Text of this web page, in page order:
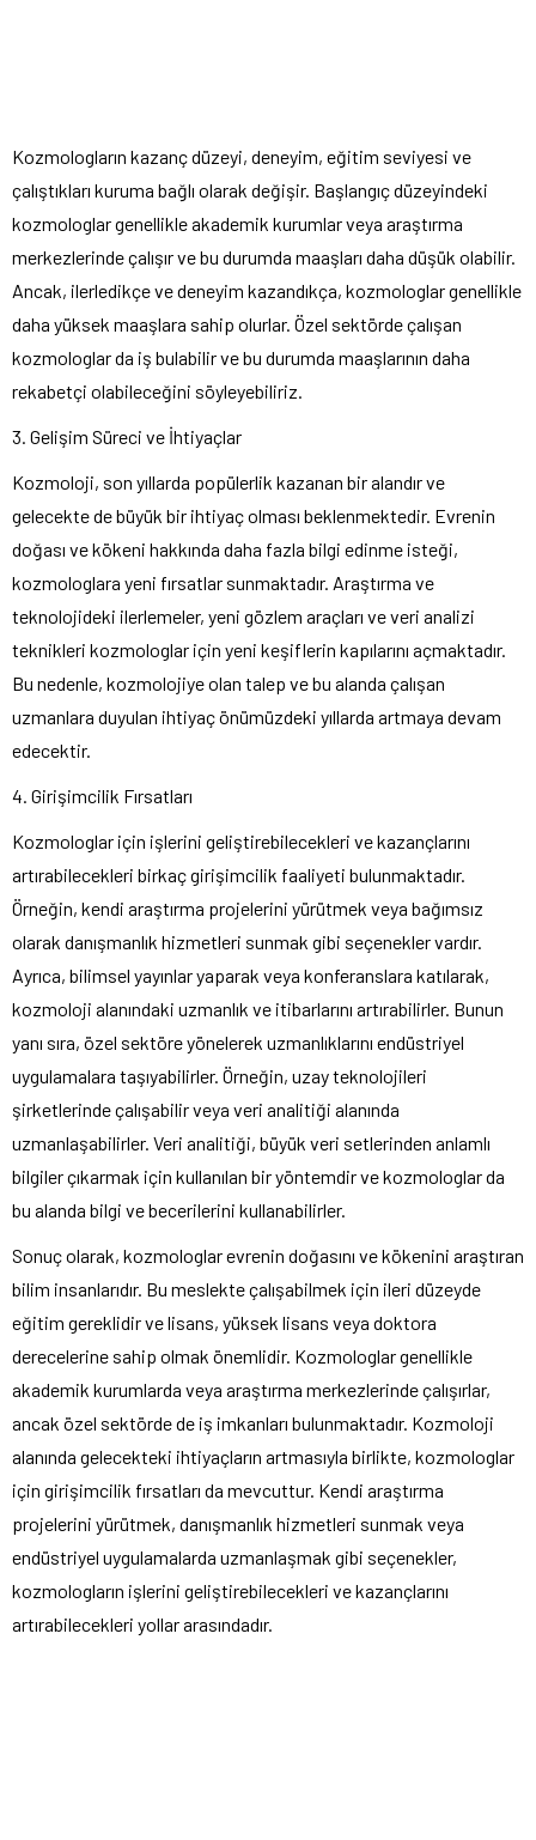
Kozmologların kazanç düzeyi, deneyim, eğitim seviyesi ve
çalıştıkları kuruma bağlı olarak değişir. Başlangıç ​​düzeyindeki
kozmologlar genellikle akademik kurumlar veya araştırma
merkezlerinde çalışır ve bu durumda maaşları daha düşük olabilir.
Ancak, ilerledikçe ve deneyim kazandıkça, kozmologlar genellikle
daha yüksek maaşlara sahip olurlar. Özel sektörde çalışan
kozmologlar da iş bulabilir ve bu durumda maaşlarının daha
rekabetçi olabileceğini söyleyebiliriz.
3. Gelişim Süreci ve İhtiyaçlar
Kozmoloji, son yıllarda popülerlik kazanan bir alandır ve
gelecekte de büyük bir ihtiyaç olması beklenmektedir. Evrenin
doğası ve kökeni hakkında daha fazla bilgi edinme isteği,
kozmologlara yeni fırsatlar sunmaktadır. Araştırma ve
teknolojideki ilerlemeler, yeni gözlem araçları ve veri analizi
teknikleri kozmologlar için yeni keşiflerin kapılarını açmaktadır.
Bu nedenle, kozmolojiye olan talep ve bu alanda çalışan
uzmanlara duyulan ihtiyaç önümüzdeki yıllarda artmaya devam
edecektir.
4. Girişimcilik Fırsatları
Kozmologlar için işlerini geliştirebilecekleri ve kazançlarını
artırabilecekleri birkaç girişimcilik faaliyeti bulunmaktadır.
Örneğin, kendi araştırma projelerini yürütmek veya bağımsız
olarak danışmanlık hizmetleri sunmak gibi seçenekler vardır.
Ayrıca, bilimsel yayınlar yaparak veya konferanslara katılarak,
kozmoloji alanındaki uzmanlık ve itibarlarını artırabilirler. Bunun
yanı sıra, özel sektöre yönelerek uzmanlıklarını endüstriyel
uygulamalara taşıyabilirler. Örneğin, uzay teknolojileri
şirketlerinde çalışabilir veya veri analitiği alanında
uzmanlaşabilirler. Veri analitiği, büyük veri setlerinden anlamlı
bilgiler çıkarmak için kullanılan bir yöntemdir ve kozmologlar da
bu alanda bilgi ve becerilerini kullanabilirler.
Sonuç olarak, kozmologlar evrenin doğasını ve kökenini araştıran
bilim insanlarıdır. Bu meslekte çalışabilmek için ileri düzeyde
eğitim gereklidir ve lisans, yüksek lisans veya doktora
derecelerine sahip olmak önemlidir. Kozmologlar genellikle
akademik kurumlarda veya araştırma merkezlerinde çalışırlar,
ancak özel sektörde de iş imkanları bulunmaktadır. Kozmoloji
alanında gelecekteki ihtiyaçların artmasıyla birlikte, kozmologlar
için girişimcilik fırsatları da mevcuttur. Kendi araştırma
projelerini yürütmek, danışmanlık hizmetleri sunmak veya
endüstriyel uygulamalarda uzmanlaşmak gibi seçenekler,
kozmologların işlerini geliştirebilecekleri ve kazançlarını
artırabilecekleri yollar arasındadır.